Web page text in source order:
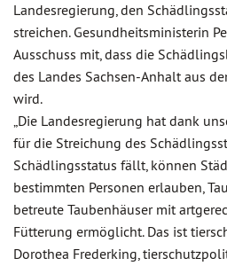
Landesregierung, den
streichen. Gesundheitsministerin
Ausschuss mit, dass die
des Landes Sachsen-Anhalt aus
wird.
„Die Landesregierung hat dank
für die Streichung des
Schädlingsstatus fällt, können
bestimmten Personen erlauben,
betreute Taubenhäuser mit
Fütterung ermöglicht. Das ist
Dorothea Frederking,